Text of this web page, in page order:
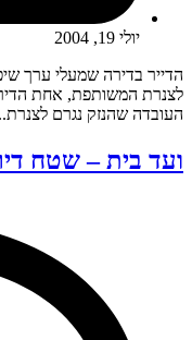
יולי 19, 2004
הדייר בדירה שמעלי ערך
לצנרת המשותפת, אחת
העובדה שהנזק נגרם
ועד בית – שטח